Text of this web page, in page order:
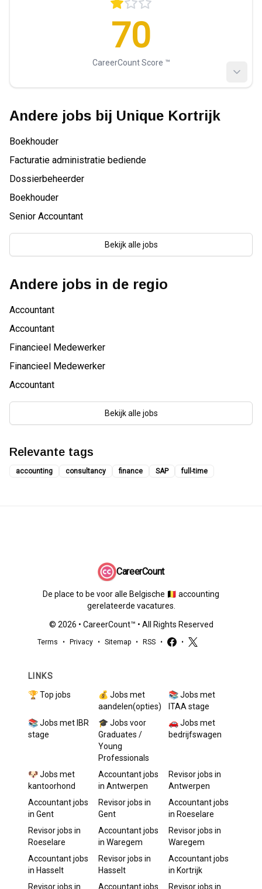
70
CareerCount Score ™️
Andere jobs bij Unique Kortrijk
Boekhouder
Facturatie administratie bediende
Dossierbeheerder
Boekhouder
Senior Accountant
Bekijk alle jobs
Andere jobs in de regio
Accountant
Accountant
Financieel Medewerker
Financieel Medewerker
Accountant
Bekijk alle jobs
Relevante tags
accounting consultancy finance SAP full-time
CareerCount
De place to be voor alle Belgische 🇧🇪 accounting
gerelateerde vacatures.
© 2026 • CareerCount™ • All Rights Reserved
Terms • Privacy • Sitemap • RSS • •
LINKS
🏆 Top jobs
💰 Jobs met
aandelen(opties)
📚 Jobs met
ITAA stage
📚 Jobs met IBR
stage
🎓 Jobs voor
Graduates /
Young
Professionals
🚗 Jobs met
bedrijfswagen
🐶 Jobs met
kantoorhond
Accountantjobs
in Antwerpen
Revisorjobs in
Antwerpen
Accountantjobs
in Gent
Revisorjobs in
Gent
Accountantjobs
in Roeselare
Revisorjobs in
Roeselare
Accountantjobs
in Waregem
Revisorjobs in
Waregem
Accountantjobs
in Hasselt
Revisorjobs in
Hasselt
Accountantjobs
in Kortrijk
Revisorjobs in Accountantjobs Revisorjobs in